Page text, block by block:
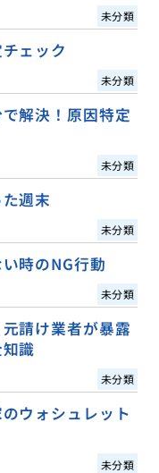
未分類
ェック
未分類
解決！原因特定
未分類
週末
未分類
時のNG行動
未分類
請け業者が暴露
識
未分類
ウォシュレット
未分類